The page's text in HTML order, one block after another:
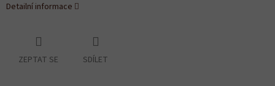
Detailní informace
ZEPTAT SE SDÍLET